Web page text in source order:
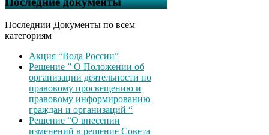
Последнии Документы по всем
категориям
Акция “Вода России”
Решение ” О Положении об
организации деятельности по
правовому просвещению и
правовому информированию
граждан и организаций “
Решение “О внесении
изменений в решение Совета